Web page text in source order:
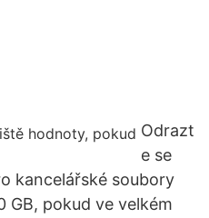
Odrazt
e se
kancelářské soubory
GB, pokud ve velkém